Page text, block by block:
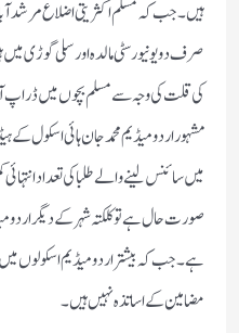
ہیں۔ جب کہ مسلم اکثریتی اضلاع
صرف دو یونیورسٹی مالدہ اور سلی گوڑی
کی قلت کی وجہ سے مسلم بچوں میں
مشہور اردو میڈیم محمد جان ہائی اسکول کے
میں سائنس لینے والے طلبا کی تعداد
صورت حال ہے تو کلکتہ شہر کے دیگر اردو
ہے۔ جب کہ بیشتر اردو میڈیم اسکولوں
مضامین کے اساتذہ نہیں ہیں۔